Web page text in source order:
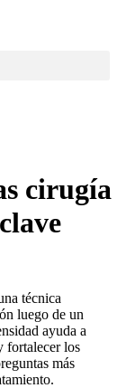
cirugía
técnica
luego de un
ayuda a
fortalecer los
más